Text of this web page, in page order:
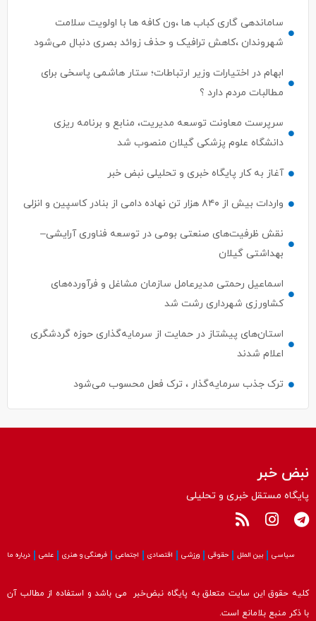
ساماندهی گاری کباب ها ،ون کافه ها با اولویت سلامت
شهروندان ،کاهش ترافیک و حذف زوائد بصری دنبال می‌شود
ابهام در اختیارات وزیر ارتباطات؛ ستار هاشمی پاسخی برای
مطالبات مردم دارد ؟
سرپرست معاونت توسعه مدیریت، منابع و برنامه ریزی
دانشگاه علوم پزشکی گیلان منصوب شد
آغاز به کار پایگاه خبری و تحلیلی نبض خبر
واردات بیش از ۸۴۰ هزار تن نهاده دامی از بنادر كاسپین و انزلی
نقش ظرفیت‌های صنعتی بومی در توسعه فناوری آرایشی–
بهداشتی گیلان
اسماعیل رحمتی مدیرعامل سازمان مشاغل و فرآورده‌های
کشاورزی شهرداری رشت شد
استان‌های پیشتاز در حمایت از سرمایه‌گذاری حوزه گردشگری
اعلام شدند
ترک جذب سرمایه‌گذار ، ترک فعل محسوب می‌شود
نبض خبر
پایگاه مستقل خبری و تحلیلی
سیاسی بین الملل حقوقی ورزشی اقتصادی اجتماعی فرهنگی و هنری علمی درباره ما
کلیه حقوق این سایت متعلق به پایگاه نبض‌خبر می باشد و استفاده از مطالب آن
با ذکر منبع بلامانع است.